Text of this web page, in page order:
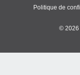
Politique de
© 2026